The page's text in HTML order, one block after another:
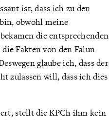
ist, dass ich zu den
obwohl meine
die entsprechenden
Fakten von den Falun
glaube ich, dass der
zulassen will, dass ich dies
stellt die KPCh ihm kein